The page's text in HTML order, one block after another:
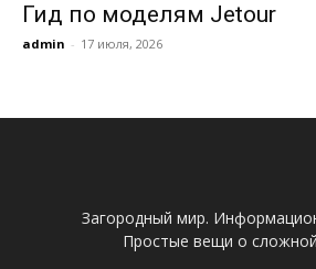
Гид по моделям Jetour
admin - 17 июля, 2026
Загородный мир.
Простые вещи о